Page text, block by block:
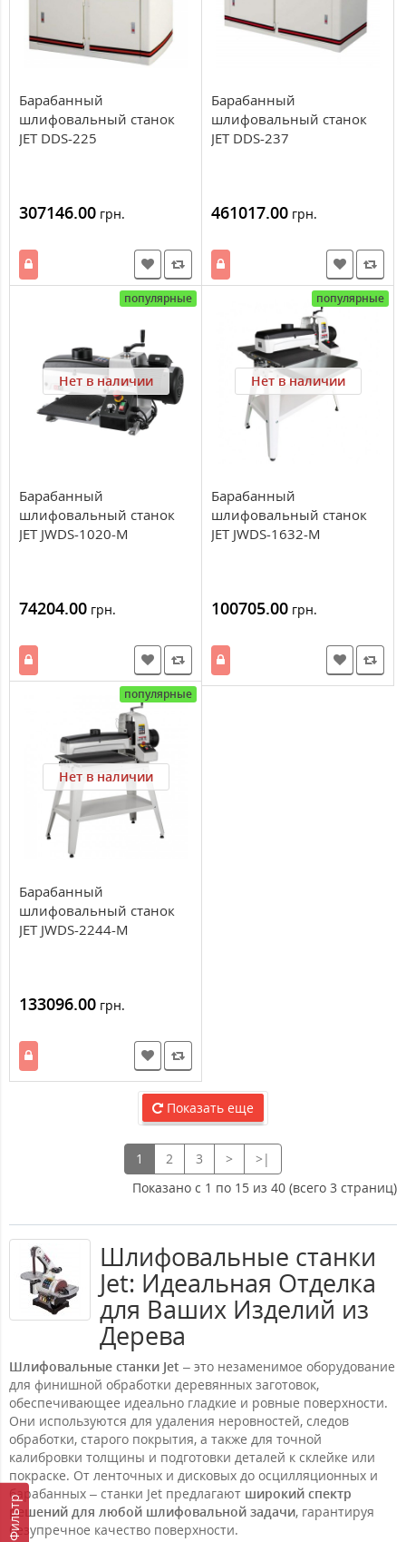
Фильтр
Барабанный
шлифовальный станок
JET DDS-225
307146.00 грн.
Барабанный
шлифовальный станок
JET DDS-237
461017.00 грн.
популярные
Нет в наличии
Барабанный
шлифовальный станок
JET JWDS-1020-M
74204.00 грн.
популярные
Нет в наличии
Барабанный
шлифовальный станок
JET JWDS-1632-М
100705.00 грн.
популярные
Нет в наличии
Барабанный
шлифовальный станок
JET JWDS-2244-M
133096.00 грн.
Показать еще
1 2 3 >
>|
Показано с 1 по 15 из 40 (всего 3 страниц)
Шлифовальные станки
Jet: Идеальная Отделка
для Ваших Изделий из
Дерева
Шлифовальные станки Jet – это незаменимое оборудование
для финишной обработки деревянных заготовок,
обеспечивающее идеально гладкие и ровные поверхности.
Они используются для удаления неровностей, следов
обработки, старого покрытия, а также для точной
калибровки толщины и подготовки деталей к склейке или
покраске. От ленточных и дисковых до осцилляционных и
барабанных – станки Jet предлагают широкий спектр
решений для любой шлифовальной задачи, гарантируя
безупречное качество поверхности.